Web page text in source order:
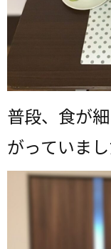
普段、食が
がっていま